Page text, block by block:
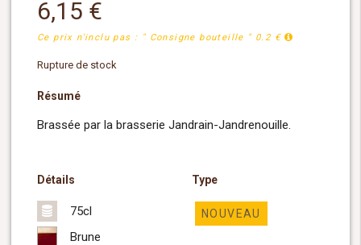
6,15 €
Ce prix n'inclu pas : " Consigne bouteille " 0.2 €
Rupture de stock
Résumé
Brassée par la brasserie Jandrain-Jandrenouille.
Détails
75cl
Brune
Type
NOUVEAU